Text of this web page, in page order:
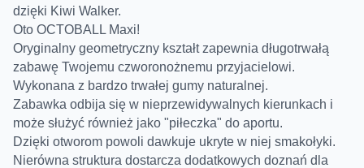
dzięki Kiwi Walker.
Oto OCTOBALL Maxi!
Oryginalny geometryczny kształt zapewnia długotrwałą
zabawę Twojemu czworonożnemu przyjacielowi.
Wykonana z bardzo trwałej gumy naturalnej.
Zabawka odbija się w nieprzewidywalnych kierunkach i
może służyć również jako "piłeczka" do aportu.
Dzięki otworom powoli dawkuje ukryte w niej smakołyki.
Nierówna struktura dostarcza dodatkowych doznań dla